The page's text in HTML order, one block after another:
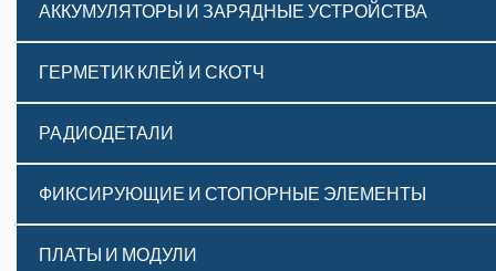
АККУМУЛЯТОРЫ И ЗАРЯДНЫЕ УСТРОЙСТВА
ГЕРМЕТИК КЛЕЙ И СКОТЧ
РАДИОДЕТАЛИ
ФИКСИРУЮЩИЕ И СТОПОРНЫЕ ЭЛЕМЕНТЫ
ПЛАТЫ И МОДУЛИ